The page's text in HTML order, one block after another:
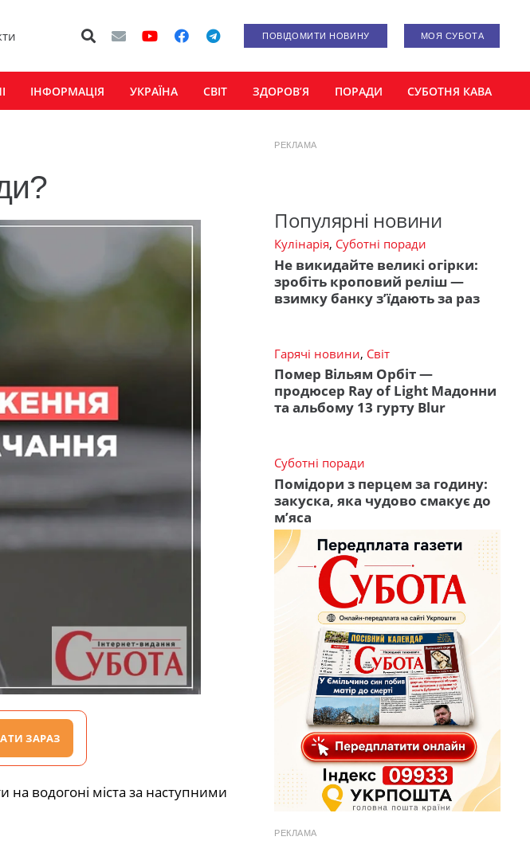
ПОВІДОМИТИ НОВИНУ МОЯ СУБОТА
ІНФОРМАЦІЯ УКРАЇНА СВІТ ЗДОРОВ’Я ПОРАДИ СУБОТНЯ КАВА
ЗАРАЗ
водогоні міста за наступними
РЕКЛАМА
Популярні новини
Кулінарія, Суботні поради
Не викидайте великі огірки:
зробіть кроповий реліш —
взимку банку з’їдають за раз
Гарячі новини, Світ
Помер Вільям Орбіт —
продюсер Ray of Light Мадонни
та альбому 13 гурту Blur
Суботні поради
Помідори з перцем за годину:
закуска, яка чудово смакує до
м’яса
РЕКЛАМА